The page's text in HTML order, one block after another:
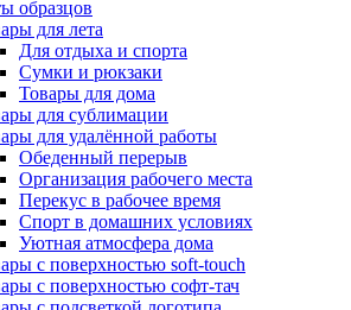
образцов
для лета
Для отдыха и спорта
Сумки и рюкзаки
Товары для дома
для сублимации
для удалённой работы
Обеденный перерыв
Организация рабочего места
Перекус в рабочее время
Спорт в домашних условиях
Уютная атмосфера дома
с поверхностью soft-touch
с поверхностью софт-тач